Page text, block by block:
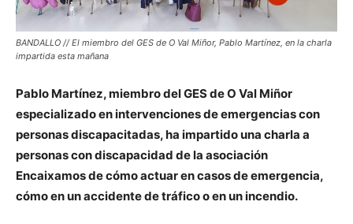
BANDALLO // El miembro del GES de O Val Miñor, Pablo Martínez, en la charla
impartida esta mañana
Pablo Martínez, miembro del GES de O Val Miñor
especializado en intervenciones de emergencias con
personas discapacitadas, ha impartido una charla a
personas con discapacidad de la asociación
Encaixamos de cómo actuar en casos de emergencia,
cómo en un accidente de tráfico o en un incendio.